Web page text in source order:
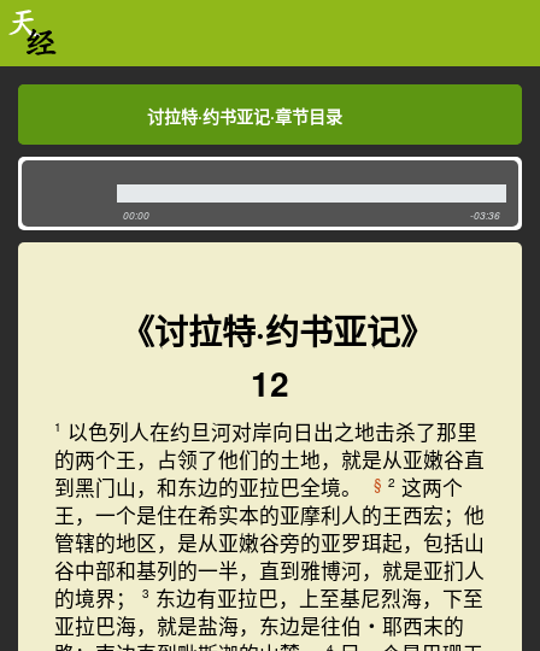
讨拉特·约书亚记·章节目录
讨拉特·约书亚记·章节目录
00:00 -03:36
《讨拉特·约书亚记》
12
1 以色列人在约旦河对岸向日出之地击杀了那里
的两个王，占领了他们的土地，就是从亚嫩谷直
到黑门山，和东边的亚拉巴全境。
§ 2 这两个
王，一个是住在希实本的亚摩利人的王西宏；他
管辖的地区，是从亚嫩谷旁的亚罗珥起，包括山
谷中部和基列的一半，直到雅博河，就是亚扪人
的境界；
3 东边有亚拉巴，上至基尼烈海，下至
亚拉巴海，就是盐海，东边是往伯・耶西末的